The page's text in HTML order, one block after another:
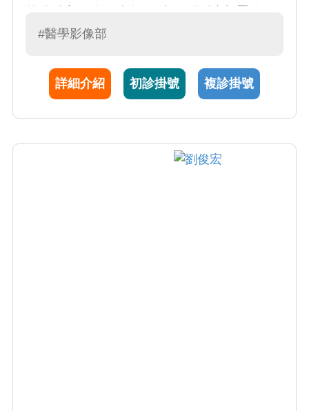
以及甲狀腺栓塞與燒融等手術。同時精通影像
射線診斷、兒童頭頸部與神經放射線影像診
斷、頭頸部放射線影像治療、及神經放射線介
#醫學影像部
詳細介紹 初診掛號 複診掛號